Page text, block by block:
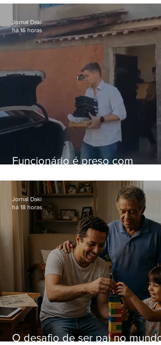
nacional
Funcionário é preso com
Hospital do Andaraí
Jornal Daki
há 16 horas
O desafio de ser pai no mundo
Jornal Daki
há 18 horas